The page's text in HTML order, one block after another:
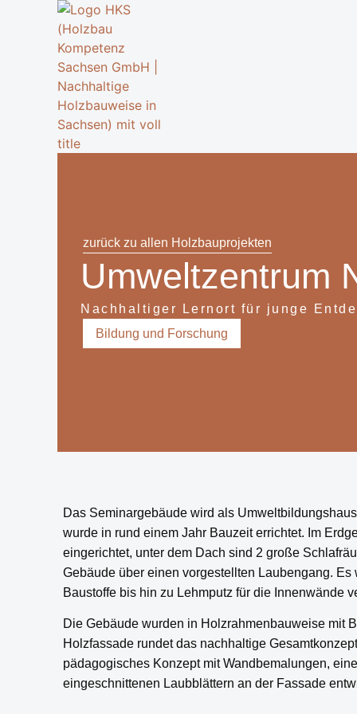
zurück zu allen Holzbauprojekten
Umweltzentrum
Nachhaltiger Lernort für junge
Bildung und Forschung
Das Seminargebäude wird als
wurde in rund einem Jahr Bauzeit errichtet. Im
eingerichtet, unter dem Dach sind 2 große
Gebäude über einen vorgestellten Laubengang.
Baustoffe bis hin zu Lehmputz für die Innenwände
Die Gebäude wurden in Holzrahmenbauweise mit
Holzfassade rundet das nachhaltige
pädagogisches Konzept mit Wandbemalungen,
eingeschnittenen Laubblättern an der Fassade